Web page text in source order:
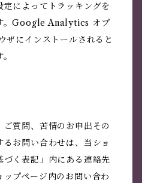
定によってトラッキングを
。Google Analytics オプ
ザにインストールされると
質問、苦情のお申出その
お問い合わせは、当ショ
づく表記」内にある連絡先
プページ内のお問い合わ